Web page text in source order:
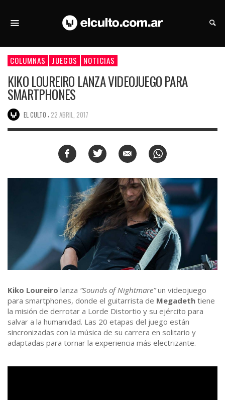
COLUMNAS JUEGOS NOTICIAS
KIKO LOUREIRO LANZA VIDEOJUEGO PARA
SMARTPHONES
EL CULTO 22 ABRIL, 2017
Kiko Loureiro lanza “Sounds of Nightmare”un videojuego
para smartphones, donde el guitarrista de Megadeth tiene
la misión de derrotar a Lorde Distortio y su ejército para
salvar a la humanidad. Las 20 etapas del juego están
sincronizadas con la música de su carrera en solitario y
adaptadas para tornar la experiencia más electrizante.